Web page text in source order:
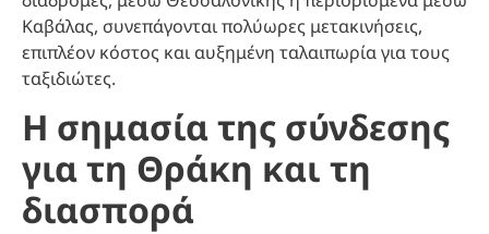
Καβάλας, συνεπάγονται πολύωρες μετακινήσεις,
επιπλέον κόστος και αυξημένη ταλαιπωρία για τους
ταξιδιώτες.
Η σημασία της σύνδεσης
για τη Θράκη και τη
διασπορά